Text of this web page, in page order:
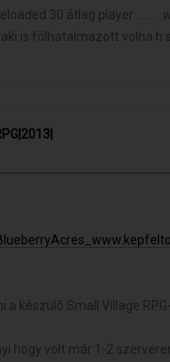
30 átlag player........
is fölhatalmazott volna h
készülõ Small Village
hogy volt már 1-2